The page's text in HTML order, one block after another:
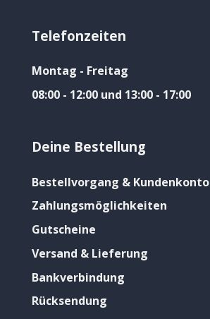
Telefonzeiten
Montag - Freitag
08:00 - 12:00 und 13:00 - 17:00
Deine Bestellung
Bestellvorgang & Kundenkonto
Zahlungsmöglichkeiten
Gutscheine
Versand & Lieferung
Bankverbindung
Rücksendung